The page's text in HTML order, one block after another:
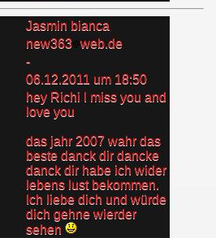
Jasmin bianca
new363 web.de
-
06.12.2011 um 18:50
hey Richi I miss you and
love you
das jahr 2007 wahr das
beste danck dir dancke
danck dir habe ich wider
lebens lust bekommen.
Ich liebe dich und würde
dich gehne wierder
sehen